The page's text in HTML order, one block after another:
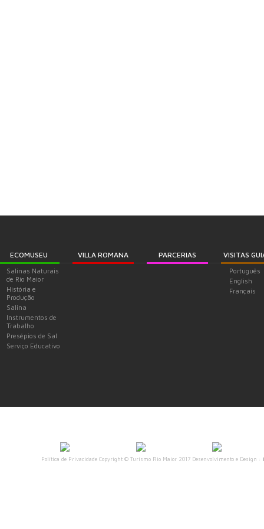
ECOMUSEU
Salinas Naturais
de Rio Maior
História e
Produção
Salina
Instrumentos de
Trabalho
Presépios de Sal
Serviço Educativo
VILLA ROMANA PARCERIAS VISITAS
Português
English
Français
Política de Privacidade Copyright © Turismo Rio Maior 2017 Desenvolvimento e Design :